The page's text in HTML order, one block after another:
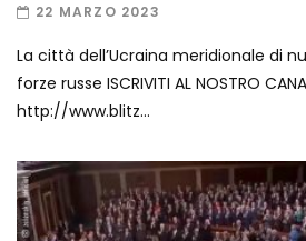
22 MARZO 2023
La città dell’Ucraina meridionale di
forze russe ISCRIVITI AL NOSTRO
http://www.blitz...